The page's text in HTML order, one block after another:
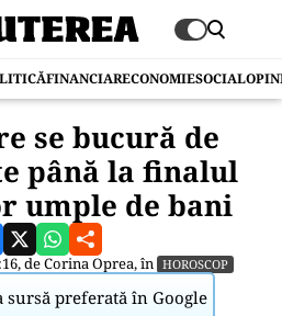
FINANCIARECONOMIESOCIAL
se bucură de
până la finalul
umple de bani
deCorina Oprea, în HOROSCOP
sursă preferată în Google